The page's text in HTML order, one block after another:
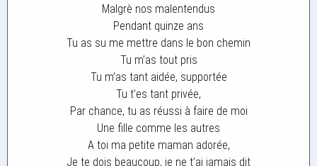
Malgrè nos malentendus
Pendant quinze ans
Tu as su me mettre dans le bon chemin
Tu m’as tout pris
Tu m’as tant aidée, supportée
Tu t’es tant privée,
Par chance, tu as réussi à faire de moi
Une fille comme les autres
A toi ma petite maman adorée,
Je te dois beaucoup, je ne t’ai jamais dit